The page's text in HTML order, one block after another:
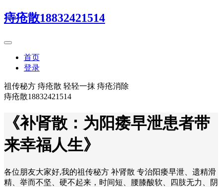
痔疮散18832421514
首页
登录
祖传秘方 痔疮散 轻轻一抹 痔疮消除
痔疮散18832421514
《补肾散：为阳痿早泄患者带
来幸福人生》
各位朋友大家好,我的祖传秘方 补肾散 专治阳痿早泄、遗精滑
精、举而不坚、硬不起来，时间短、腰膝酸软、四肢无力、阴